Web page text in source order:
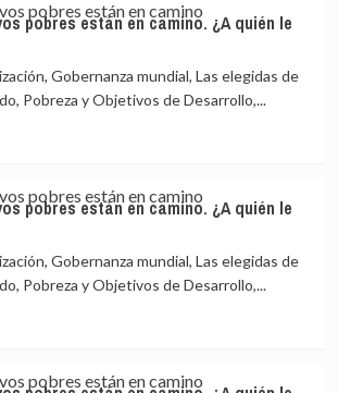
pobres están en camino. ¿A quién le
Gobernanza mundial, Las elegidas de
Pobreza y Objetivos de Desarrollo,...
pobres están en camino. ¿A quién le
Gobernanza mundial, Las elegidas de
Pobreza y Objetivos de Desarrollo,...